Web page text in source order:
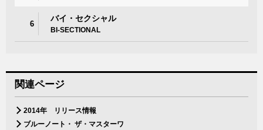
6
バイ・セクシャル
BI-SECTIONAL
関連ページ
2014年 リリース情報
ブルーノート・ ザ・マスターワ